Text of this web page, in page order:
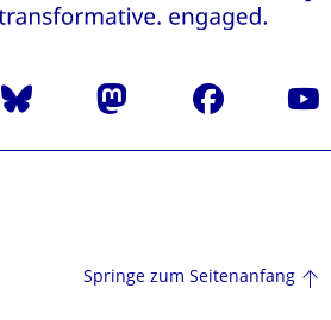
Bluesky Mastodon Facebook
Springe zum Seitenanfang